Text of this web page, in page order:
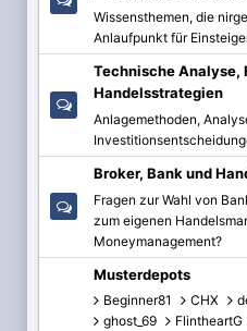
Wissensthemen, die
Anlaufpunkt für
Technische Analyse,
Handelsstrategien
Anlagemethoden,
Broker, Bank und
Fragen zur Wahl von
zum eigenen
Moneymanagement?
Musterdepots
Beginner81 CHX
ghost_69
FlintheartG